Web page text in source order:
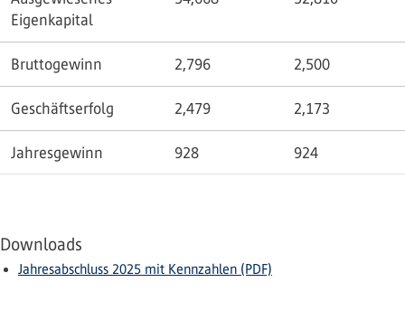
Eigenkapital
Bruttogewinn 2,796 2,500
Geschäftserfolg 2,479 2,173
Jahresgewinn 928 924
Downloads
Jahresabschluss 2025 mit Kennzahlen (PDF)